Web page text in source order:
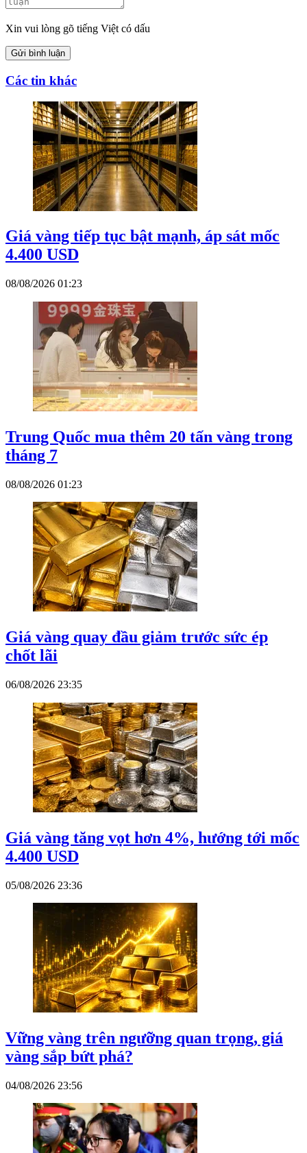
Xin vui lòng gõ tiếng Việt có dấu
Gửi bình luận
Các tin khác
Giá vàng tiếp tục bật mạnh, áp sát mốc
4.400 USD
08/08/2026 01:23
Trung Quốc mua thêm 20 tấn vàng trong
tháng 7
08/08/2026 01:23
Giá vàng quay đầu giảm trước sức ép
chốt lãi
06/08/2026 23:35
Giá vàng tăng vọt hơn 4%, hướng tới mốc
4.400 USD
05/08/2026 23:36
Vững vàng trên ngưỡng quan trọng, giá
vàng sắp bứt phá?
04/08/2026 23:56